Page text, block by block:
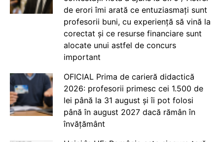
de erori îmi arată ce entuziasmați sunt
profesorii buni, cu experiență să vină la
corectat și ce resurse financiare sunt
alocate unui astfel de concurs
important
OFICIAL Prima de carieră didactică
2026: profesorii primesc cei 1.500 de
lei până la 31 august și îi pot folosi
până în august 2027 dacă rămân în
învățământ